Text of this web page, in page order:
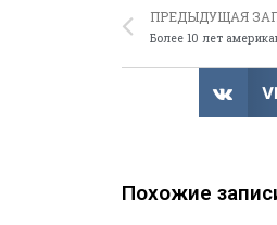
ПРЕДЫДУЩАЯ
Более 10 лет
Похожие